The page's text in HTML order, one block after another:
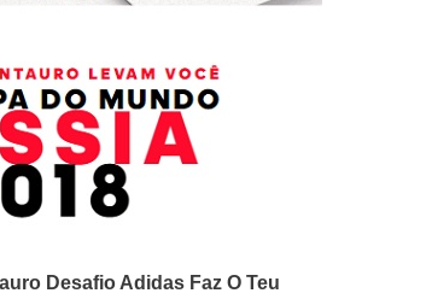
Desafio Adidas Faz O Teu